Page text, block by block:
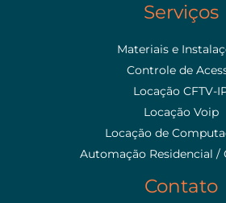
Serviços
Materiais e
Controle de
Locação CFTV-
Locação Voip
Locação de
Automação Residencial /
Contato